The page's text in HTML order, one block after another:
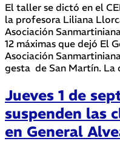
El taller se dictó en el
la profesora Liliana
Asociación
12 máximas que dejó El
Asociación
gesta de San Martín.
Jueves 1 de
suspenden las
en General